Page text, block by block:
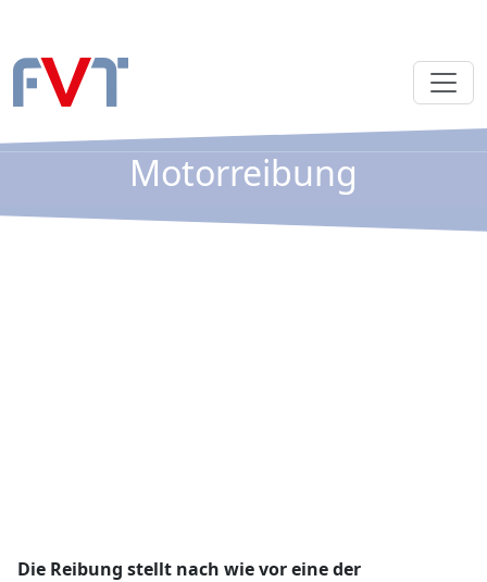
Motorreibung
Die Reibung stellt nach wie vor eine der